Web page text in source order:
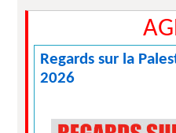
Regards sur la
2026